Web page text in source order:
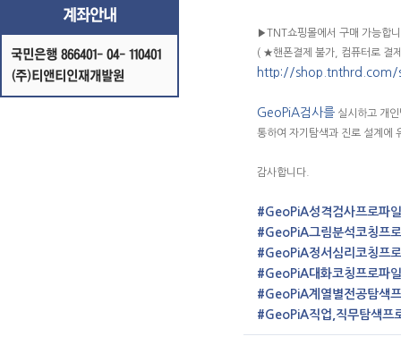
계좌안내
국민은행 866401- 04- 110401
(주)티앤티인재개발원
▶TNT쇼핑몰에서 구매 가능합
( ★핸폰결제 불가, 컴퓨터로 결
http://shop.tnthrd.com/
GeoPiA검사를 실시하고 개
통하여 자기탐색과 진로 설계에
감사합니다.
#GeoPiA성격검사프로파일
#GeoPiA그림분석코칭프
#GeoPiA정서심리코칭프
#GeoPiA대화코칭프로파일
#GeoPiA계열별전공탐색
#GeoPiA직업,직무탐색프